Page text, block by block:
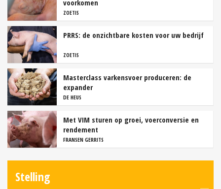
voorkomen
ZOETIS
PRRS: de onzichtbare kosten voor uw bedrijf
ZOETIS
Masterclass varkensvoer produceren: de
expander
DE HEUS
Met VIM sturen op groei, voerconversie en
rendement
FRANSEN GERRITS
Stelling